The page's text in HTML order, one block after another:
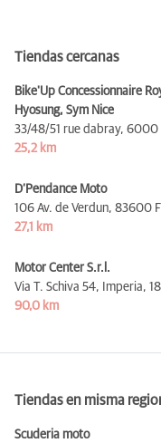
Tiendas cercanas
Bike'Up Concessionnaire
Hyosung, Sym Nice
33/48/51 rue dabray, 6000
25,2 km
D’Pendance Moto
106 Av. de Verdun, 83600
27,1 km
Motor Center S.r.l.
Via T. Schiva 54, Imperia,
90,0 km
Tiendas en misma
Scuderia moto